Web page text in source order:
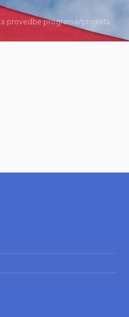
provedbe programa/projekta